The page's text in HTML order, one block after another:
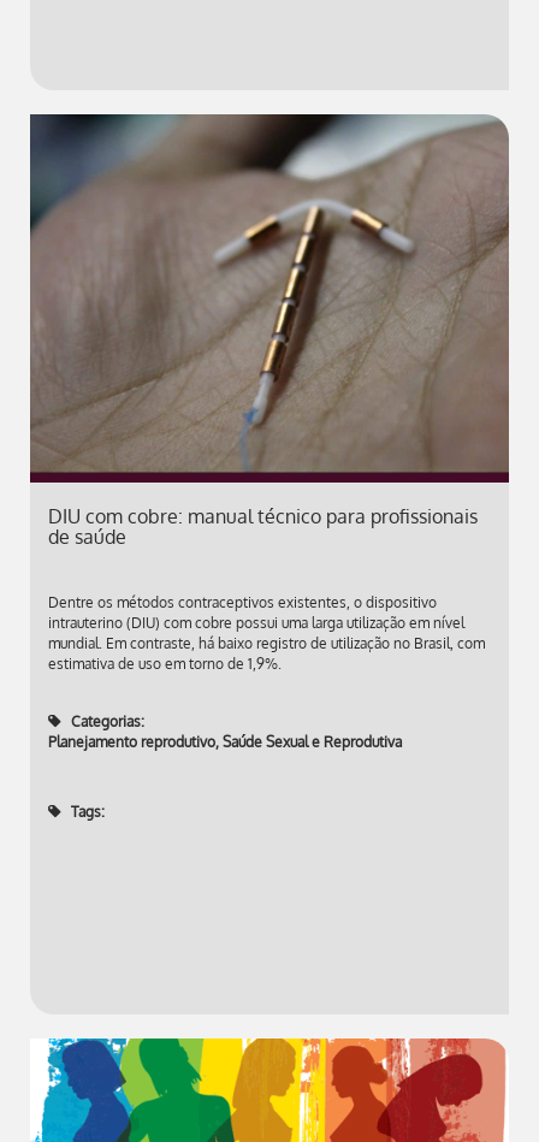
DIU com cobre: manual técnico para profissionais
de saúde
Dentre os métodos contraceptivos existentes, o dispositivo
intrauterino (DIU) com cobre possui uma larga utilização em nível
mundial. Em contraste, há baixo registro de utilização no Brasil, com
estimativa de uso em torno de 1,9%.
Categorias:
Planejamento reprodutivo, Saúde Sexual e Reprodutiva
Tags: